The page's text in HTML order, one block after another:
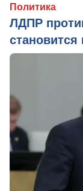
Политика
ЛДПР